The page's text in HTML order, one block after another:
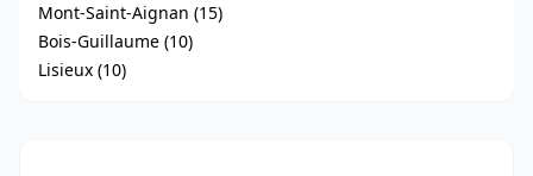
Mont-Saint-Aignan (15)
Bois-Guillaume (10)
Lisieux (10)